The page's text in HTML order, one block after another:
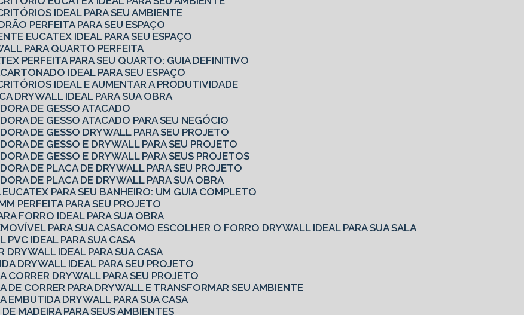
IDEAL PARA SEU AMBIENTE
PERFEITA PARA SEU ESPAÇO
EUCATEX IDEAL PARA SEU ESPAÇO
PARA QUARTO PERFEITA
PERFEITA PARA SEU QUARTO: GUIA DEFINITIVO
IDEAL PARA SEU ESPAÇO
IDEAL E AUMENTAR A PRODUTIVIDADE
DRYWALL IDEAL PARA SUA OBRA
DE GESSO ATACADO
DE GESSO ATACADO PARA SEU NEGÓCIO
DE GESSO DRYWALL PARA SEU PROJETO
DE GESSO E DRYWALL PARA SEU PROJETO
DE GESSO E DRYWALL PARA SEUS PROJETOS
DE PLACA DE DRYWALL PARA SEU PROJETO
DE PLACA DE DRYWALL PARA SUA OBRA
PARA SEU BANHEIRO: UM GUIA COMPLETO
PERFEITA PARA SEU PROJETO
FORRO IDEAL PARA SUA OBRA
PARA SUA CASA COMO ESCOLHER O FORRO DRYWALL IDEAL PARA SUA SALA
PVC IDEAL PARA SUA CASA
DRYWALL IDEAL PARA SUA CASA
DRYWALL IDEAL PARA SEU PROJETO
CORRER DRYWALL PARA SEU PROJETO
DE CORRER PARA DRYWALL E TRANSFORMAR SEU AMBIENTE
EMBUTIDA DRYWALL PARA SUA CASA
MADEIRA PARA SEUS AMBIENTES